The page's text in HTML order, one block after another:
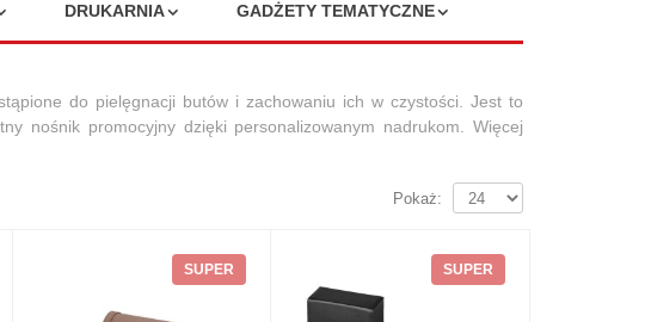
DRUKARNIA GADŻETY TEMATYCZNE
do pielęgnacji butów i zachowaniu ich w czystości. Jest to
nośnik promocyjny dzięki personalizowanym nadrukom. Więcej
Pokaż:
SUPER SUPER